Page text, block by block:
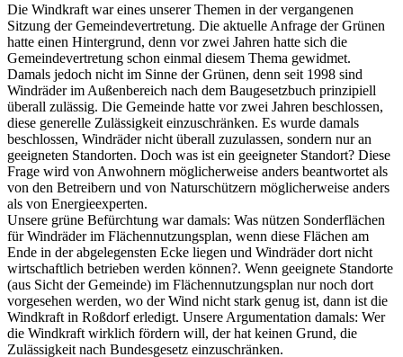
Die Windkraft war eines unserer Themen in der vergangenen
Sitzung der Gemeindevertretung. Die aktuelle Anfrage der Grünen
hatte einen Hintergrund, denn vor zwei Jahren hatte sich die
Gemeindevertretung schon einmal diesem Thema gewidmet.
Damals jedoch nicht im Sinne der Grünen, denn seit 1998 sind
Windräder im Außenbereich nach dem Baugesetzbuch prinzipiell
überall zulässig. Die Gemeinde hatte vor zwei Jahren beschlossen,
diese generelle Zulässigkeit einzuschränken. Es wurde damals
beschlossen, Windräder nicht überall zuzulassen, sondern nur an
geeigneten Standorten. Doch was ist ein geeigneter Standort? Diese
Frage wird von Anwohnern möglicherweise anders beantwortet als
von den Betreibern und von Naturschützern möglicherweise anders
als von Energieexperten.
Unsere grüne Befürchtung war damals: Was nützen Sonderflächen
für Windräder im Flächennutzungsplan, wenn diese Flächen am
Ende in der abgelegensten Ecke liegen und Windräder dort nicht
wirtschaftlich betrieben werden können?. Wenn geeignete Standorte
(aus Sicht der Gemeinde) im Flächennutzungsplan nur noch dort
vorgesehen werden, wo der Wind nicht stark genug ist, dann ist die
Windkraft in Roßdorf erledigt. Unsere Argumentation damals: Wer
die Windkraft wirklich fördern will, der hat keinen Grund, die
Zulässigkeit nach Bundesgesetz einzuschränken.